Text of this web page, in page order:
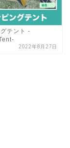
テント -
2022年8月27日